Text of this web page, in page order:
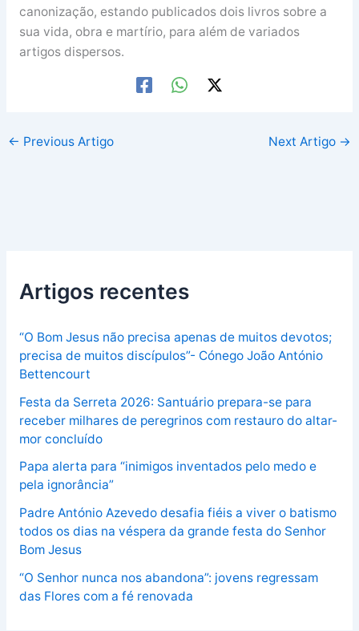
canonização, estando publicados dois livros sobre a
sua vida, obra e martírio, para além de variados
artigos dispersos.
← Previous Artigo Next Artigo →
Artigos recentes
“O Bom Jesus não precisa apenas de muitos devotos;
precisa de muitos discípulos”- Cónego João António
Bettencourt
Festa da Serreta 2026: Santuário prepara-se para
receber milhares de peregrinos com restauro do altar-
mor concluído
Papa alerta para “inimigos inventados pelo medo e
pela ignorância”
Padre António Azevedo desafia fiéis a viver o batismo
todos os dias na véspera da grande festa do Senhor
Bom Jesus
“O Senhor nunca nos abandona”: jovens regressam
das Flores com a fé renovada